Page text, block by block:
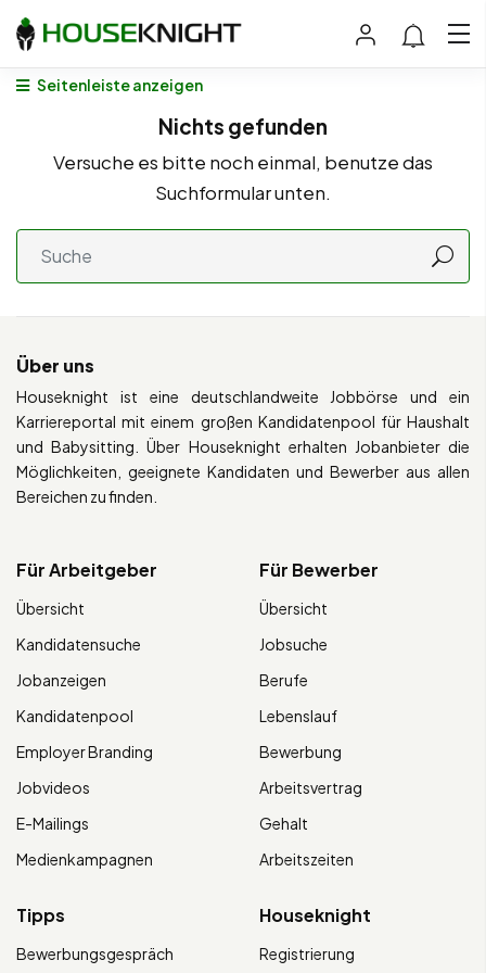
Seitenleiste anzeigen
Nichts gefunden
Versuche es bitte noch einmal, benutze das
Suchformular unten.
Über uns
Houseknight ist eine deutschlandweite Jobbörse und ein
Karriereportal mit einem großen Kandidatenpool für Haushalt
und Babysitting. Über Houseknight erhalten Jobanbieter die
Möglichkeiten, geeignete Kandidaten und Bewerber aus allen
Bereichen zu finden.
Für Arbeitgeber
Übersicht
Kandidatensuche
Jobanzeigen
Kandidatenpool
Employer Branding
Jobvideos
E-Mailings
Medienkampagnen
Für Bewerber
Übersicht
Jobsuche
Berufe
Lebenslauf
Bewerbung
Arbeitsvertrag
Gehalt
Arbeitszeiten
Tipps
Bewerbungsgespräch
Houseknight
Registrierung